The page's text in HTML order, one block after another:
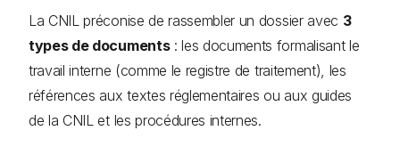
La CNIL préconise de rassembler un dossier avec 3
types de documents: les documents formalisant le
travail interne (comme le registre de traitement), les
références aux textes réglementaires ou aux guides
de la CNIL et les procédures internes.